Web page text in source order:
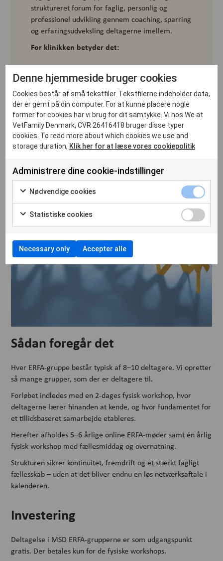
struktureret forum for faglig, personlig og
professionel udvikling gennem coaching, sparring
og erfaringsudveksling deltagerne imellem.
For klinikken betyder det:
Hurtigere faglig modning
Øget tryghed i klientkommunikation
Bedre fastholdelse af unge
medarbejdere
Det er ikke kun udvikling af den enkelte – det er
Sådan foregår det
Hver ERFA-gruppe består typisk af 8–10 deltagere. Vi opretter
så mange grupper, som der er deltagere til.
Forløbet indledes med en 2-dages fysisk workshop, hvor
deltagerne lærer hinanden at kende, og hvor fundamentet for
et tillidsbaseret samarbejde etableres.
Herefter afholdes 5–6 årlige online ERFA-møder samt én årlig
fysisk workshop med fællesmiddag og overnatning.
Strukturen sikrer kontinuitet, fremdrift og et stærkt fagligt
fællesskab – uden at det bliver endnu en løs netværksaftale i
kalenderen.
Investering
Deltagelse i MSD ERFA-grupperne er som udgangspunkt
gratis. Der betales kun for de fysiske workshops.
Denne hjemmeside bruger cookies
Cookies består af små tekstfiler. Tekstfilerne indeholder data,
der er gemt på din computer. For at kunne placere nogle
former for cookies har vi brug for dit samtykke. Vi hos We at
VetFamily Denmark, CVR 26416418 bruger disse typer
cookies. To read more about which cookies we use and
storage duration, Klik her for at læse vores cookiepolitik
Administrere dine cookie-indstillinger
Nødvendige cookies
Statistiske cookies
Necessary only Accepter alle